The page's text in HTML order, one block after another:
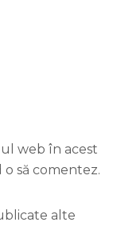
web în acest
să comentez.
alte